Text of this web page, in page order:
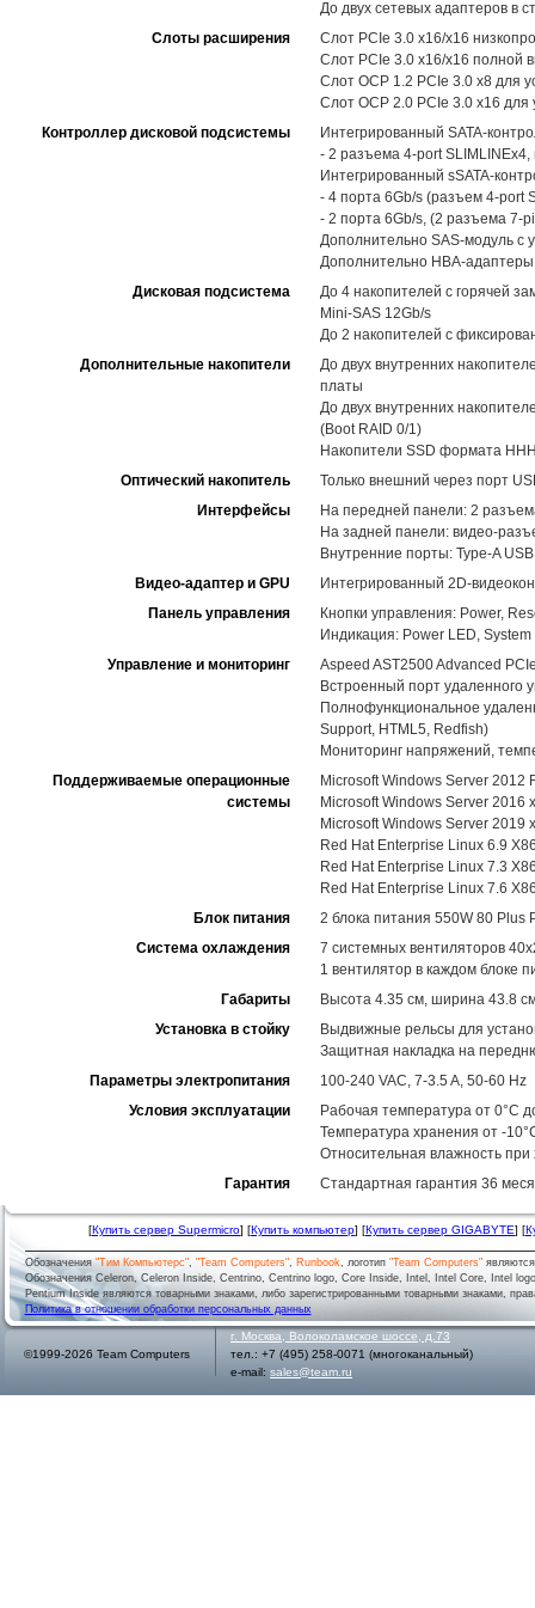
До двух сетевых адаптеров в
Слоты расширения
Слот PCIe 3.0 x16/x16
Слот PCIe 3.0 x16/x16 полной
Слот OCP 1.2 PCIe 3.0 x8 для
Слот OCP 2.0 PCIe 3.0 x16 для
Контроллер дисковой подсистемы
Интегрированный SATA-
- 2 разъема 4-port
Интегрированный sSATA-
- 4 порта 6Gb/s (разъем 4-port
- 2 порта 6Gb/s, (2 разъема 7-
Дополнительно SAS-модуль с
Дополнительно HBA-
Дисковая подсистема
До 4 накопителей с горячей
Mini-SAS 12Gb/s
До 2 накопителей с
Дополнительные накопители
До двух внутренних
платы
До двух внутренних
(Boot RAID 0/1)
Накопители SSD формата
Оптический накопитель
Только внешний через порт
Интерфейсы
На передней панели: 2
На задней панели: видео-
Внутренние порты: Type-A
Видео-адаптер и GPU
Интегрированный 2D-
Панель управления
Кнопки управления: Power,
Индикация: Power LED,
Управление и мониторинг
Aspeed AST2500 Advanced
Встроенный порт удаленного
Полнофункциональное
Support, HTML5, Redfish)
Мониторинг напряжений,
Поддерживаемые операционные
системы
Microsoft Windows Server 2012
Microsoft Windows Server 2016
Microsoft Windows Server 2019
Red Hat Enterprise Linux 6.9
Red Hat Enterprise Linux 7.3
Red Hat Enterprise Linux 7.6
Блок питания
2 блока питания 550W 80 Plus
Система охлаждения
7 системных вентиляторов
1 вентилятор в каждом блоке
Габариты
Высота 4.35 см, ширина 43.8
Установка в стойку
Выдвижные рельсы для
Защитная накладка на
Параметры электропитания
100-240 VAC, 7-3.5 A, 50-60 Hz
Условия эксплуатации
Рабочая температура от 0°C
Температура хранения от -
Относительная влажность
Гарантия
Стандартная гарантия 36
[Купить сервер Supermicro] [Купить компьютер] [Купить сервер GIGABYTE] [
Обозначения"Тим Компьютерс", "Team Computers", Runbook, логотип "Team Computers"
Обозначения Celeron, Celeron Inside, Centrino, Centrino logo, Core Inside, Intel, Intel Core, Intel
Pentium Inside являются товарными знаками, либо зарегистрированными товарными знаками,
Политика в отношении обработки персональных данных
©1999-2026 Team Computers
г. Москва
Волоколамское шоссе, д.73
тел.: +7 (495) 258-0071 (многоканальный)
e-mail: sales@team.ru